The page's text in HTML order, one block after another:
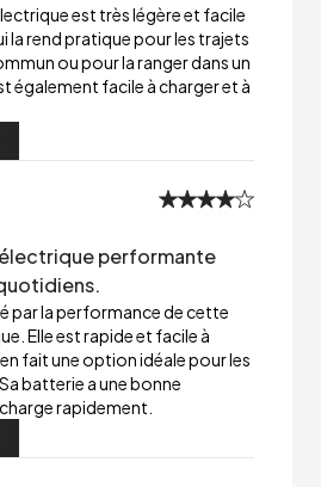
est très légère et facile
la rend pratique pour les trajets
ou pour la ranger dans un
également facile à charger et à
performante
par la performance de cette
Elle est rapide et facile à
fait une option idéale pour les
batterie a une bonne
rapidement.